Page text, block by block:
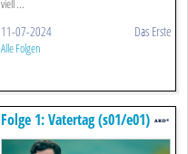
viell ...
11-07-2024 Das Erste
Alle Folgen
Folge 1: Vatertag (s01/e01)